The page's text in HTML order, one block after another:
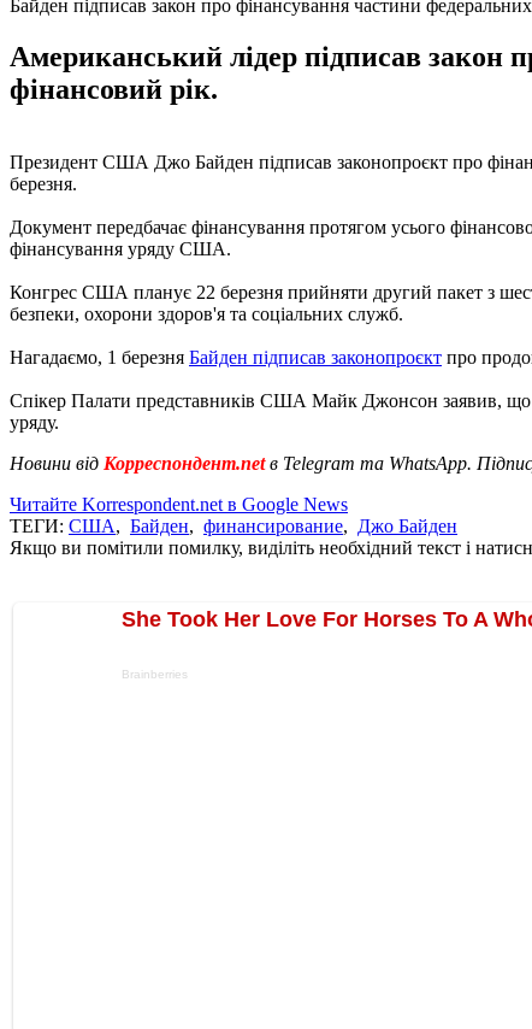
Байден підписав закон про фінансування частини
Американський лідер підписав закон
фінансовий рік.
Президент США Джо Байден підписав законопроєкт про
березня.
Документ передбачає фінансування протягом усього
фінансування уряду США.
Конгрес США планує 22 березня прийняти другий пакет з
безпеки, охорони здоров'я та соціальних служб.
Нагадаємо, 1 березня Байден підписав законопроєкт про
Спікер Палати представників США Майк Джонсон заявив, що
уряду.
Новини від Корреспондент.netв Telegram та WhatsApp.
Читайте Korrespondent.net в Google News
ТЕГИ: США, Байден, финансирование, Джо Байден
Якщо ви помітили помилку, виділіть необхідний текст і